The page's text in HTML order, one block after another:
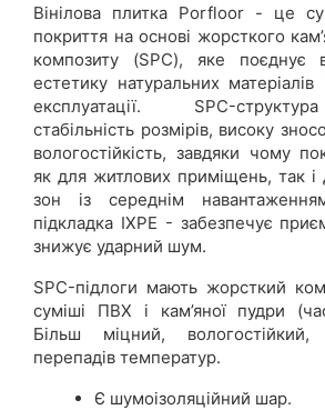
Вінілова плитка Porfloor - це
покриття на основі жорсткого
композиту (SPC), яке поєднує
естетику натуральних матеріалів
експлуатації. SPC-
стабільність розмірів, високу
вологостійкість, завдяки чому
як для житлових приміщень, так і
зон із середнім
підкладка IXPE - забезпечує
знижує ударний шум.
SPC-підлоги мають жорсткий
суміші ПВХ і кам’яної пудри
Більш міцний,
перепадів температур.
Є шумоізоляційний шар.